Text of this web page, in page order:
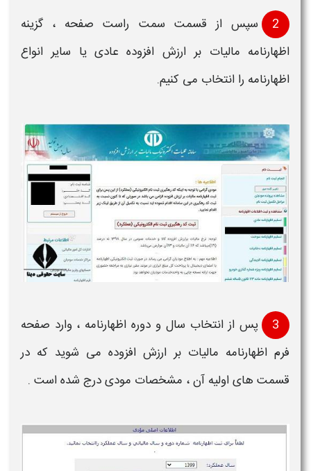
2
سپس از قسمت سمت راست صفحه ، گزینه
اظهارنامه مالیات بر ارزش افزوده عادی یا سایر انواع
اظهارنامه را انتخاب می کنیم.
3 پس از انتخاب سال و دوره اظهارنامه ، وارد صفحه
فرم اظهارنامه مالیات بر ارزش افزوده می شوید که در
قسمت های اولیه آن ، مشخصات مودی درج شده است .